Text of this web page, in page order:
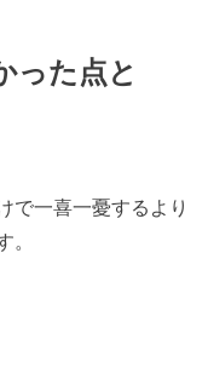
った点と
で一喜一憂するより
。